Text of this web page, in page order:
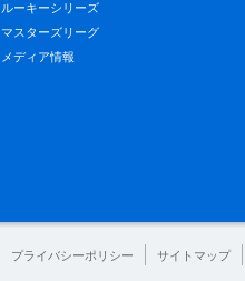
ルーキーシリーズ
マスターズリーグ
メディア情報
プライバシーポリシー サイトマップ